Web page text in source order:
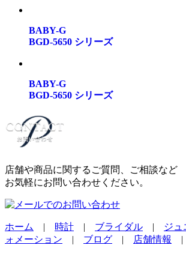
BABY-G
BGD-5650 シリーズ
BABY-G
BGD-5650 シリーズ
店舗や商品に関するご質問、ご相談など
お気軽にお問い合わせください。
ホーム | 時計 | ブライダル | ジュ
ォメーション | ブログ | 店舗情報